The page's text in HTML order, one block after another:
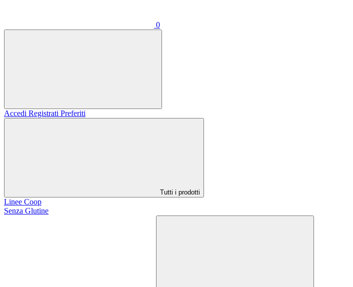
0
Accedi Registrati Preferiti
Tutti i prodotti
Linee Coop
Senza Glutine